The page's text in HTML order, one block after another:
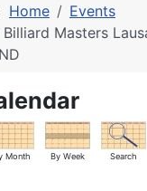
Home
Events
Billiard Masters
Month By Week Search